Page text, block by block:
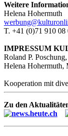
Weitere
Helena Hohermuth
T. +41 (0)71 910 08
IMPRESSUM
Roland P.
Helena Hohermuth,
Kooperation mit
Zu den